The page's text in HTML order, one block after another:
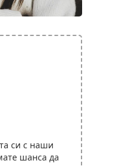
си с наши
шанса да